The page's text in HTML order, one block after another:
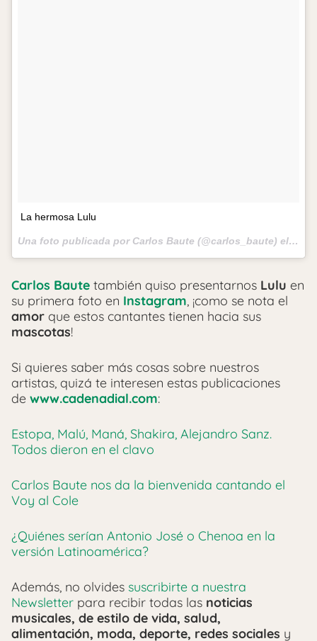
La hermosa Lulu
Una foto publicada por Carlos Baute (@carlos_baute) el8 de
Carlos Baute también quiso presentarnos Lulu en
su primera foto en Instagram, ¡como se nota el
amor que estos cantantes tienen hacia sus
mascotas!
Si quieres saber más cosas sobre nuestros
artistas, quizá te interesen estas publicaciones
de www.cadenadial.com:
Estopa, Malú, Maná, Shakira, Alejandro Sanz.
Todos dieron en el clavo
Carlos Baute nos da la bienvenida cantando el
Voy al Cole
¿Quiénes serían Antonio José o Chenoa en la
versión Latinoamérica?
Además, no olvides suscribirte a nuestra
Newsletter para recibir todas las noticias
musicales, de estilo de vida, salud,
alimentación, moda, deporte, redes sociales y